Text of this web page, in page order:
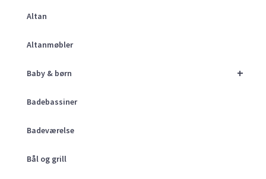
Altan
Altanmøbler
+
Baby & børn
Badebassiner
Badeværelse
Bål og grill